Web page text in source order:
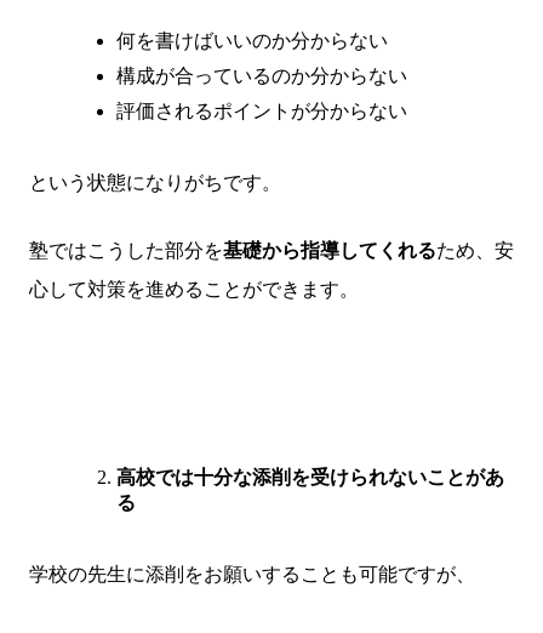
何を書けばいいのか分からない
構成が合っているのか分からない
評価されるポイントが分からない
という状態になりがちです。
塾ではこうした部分を基礎から指導してくれるため、安
心して対策を進めることができます。
高校では十分な添削を受けられないことがあ
る
学校の先生に添削をお願いすることも可能ですが、